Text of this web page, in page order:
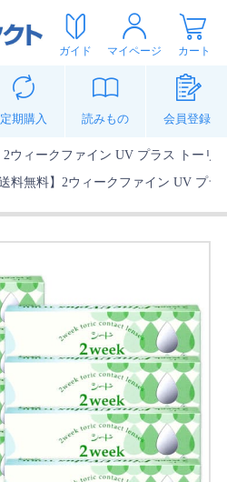
ガイド マイページ カート
定期購入 読みもの 会員登録
2ウィークファイン UV プラス トーリ
送料無料】2ウィークファイン UV プラ